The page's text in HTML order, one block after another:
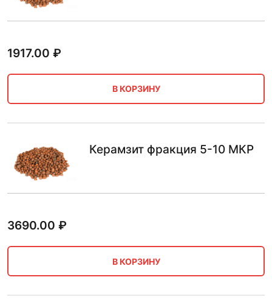
1917.00 ₽
В КОРЗИНУ
Керамзит фракция 5-10 МКР
3690.00 ₽
В КОРЗИНУ